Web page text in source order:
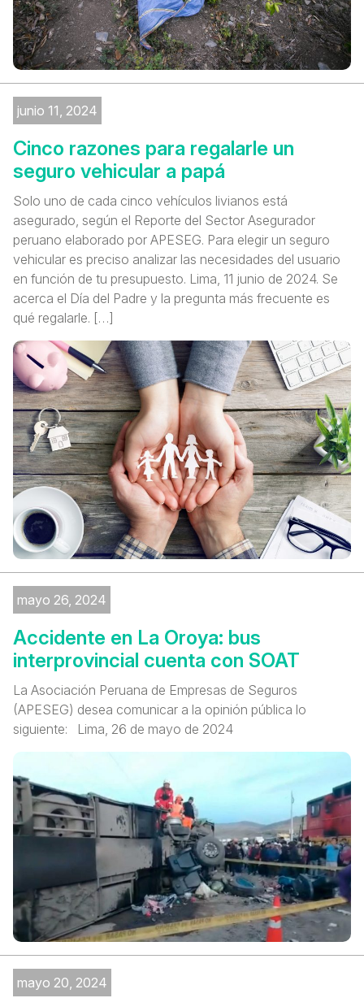
junio 11, 2024
Cinco razones para regalarle un
seguro vehicular a papá
Solo uno de cada cinco vehículos livianos está
asegurado, según el Reporte del Sector Asegurador
peruano elaborado por APESEG. Para elegir un seguro
vehicular es preciso analizar las necesidades del usuario
en función de tu presupuesto. Lima, 11 junio de 2024. Se
acerca el Día del Padre y la pregunta más frecuente es
qué regalarle. […]
mayo 26, 2024
Accidente en La Oroya: bus
interprovincial cuenta con SOAT
La Asociación Peruana de Empresas de Seguros
(APESEG) desea comunicar a la opinión pública lo
siguiente: Lima, 26 de mayo de 2024
mayo 20, 2024